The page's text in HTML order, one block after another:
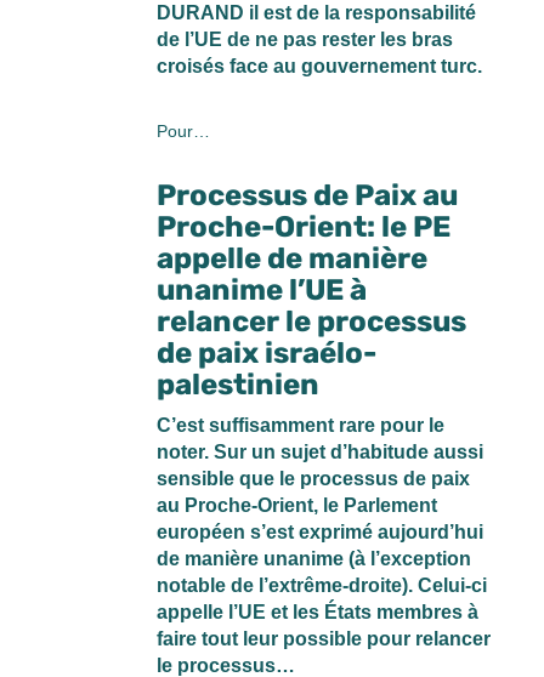
DURAND il est de la responsabilité
de l’UE de ne pas rester les bras
croisés face au gouvernement turc.
Pour…
Processus de Paix au
Proche-Orient: le PE
appelle de manière
unanime l’UE à
relancer le processus
de paix israélo-
palestinien
C’est suffisamment rare pour le
noter. Sur un sujet d’habitude aussi
sensible que le processus de paix
au Proche-Orient, le Parlement
européen s’est exprimé aujourd’hui
de manière unanime (à l’exception
notable de l’extrême-droite). Celui-ci
appelle l’UE et les États membres à
faire tout leur possible pour relancer
le processus…